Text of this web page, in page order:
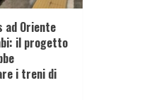
ad Oriente
il progetto
i treni di